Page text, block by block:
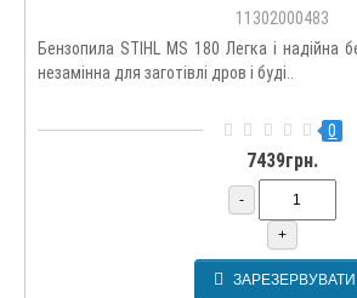
11302000483
Бензопила STIHL MS 180 Легка і надійна
незамінна для заготівлі дров і буді..
0
7439грн.
-
+
ЗАРЕЗЕРВУВАТИ